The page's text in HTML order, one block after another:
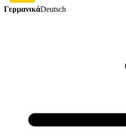
ΓερμανικάDeutsch